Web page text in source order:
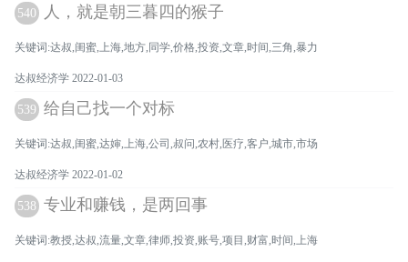
540 人，就是朝三暮四的猴子
关键词:达叔,闺蜜,上海,地方,同学,价格,投资,文章,时间,三角,暴力
达叔经济学 2022-01-03
539 给自己找一个对标
关键词:达叔,闺蜜,达婶,上海,公司,叔问,农村,医疗,客户,城市,市场
达叔经济学 2022-01-02
538 专业和赚钱，是两回事
关键词:教授,达叔,流量,文章,律师,投资,账号,项目,财富,时间,上海